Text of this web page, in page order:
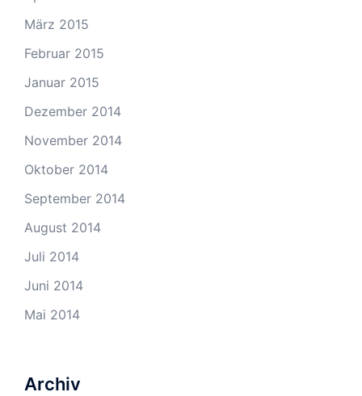
März 2015
Februar 2015
Januar 2015
Dezember 2014
November 2014
Oktober 2014
September 2014
August 2014
Juli 2014
Juni 2014
Mai 2014
Archiv